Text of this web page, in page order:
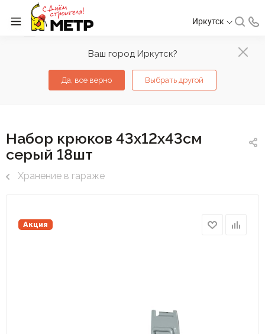
Ваш город Иркутск?
Да, все верно Выбрать другой
Иркутск
Набор крюков 43х12х43см
серый 18шт
Хранение в гараже
Акция